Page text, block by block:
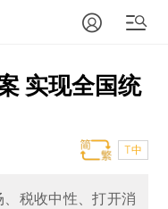
实现全国统
T中
税收中性、打开消